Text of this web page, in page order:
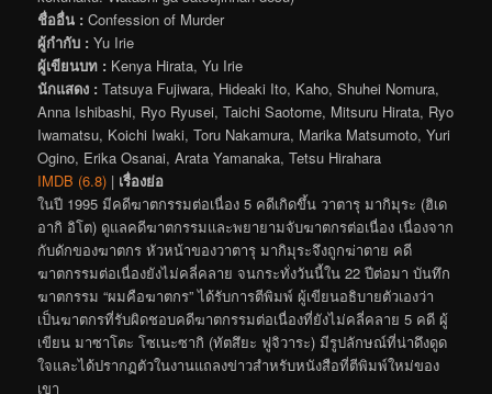
ชื่ออื่น : Confession of Murder
ผู้กำกับ : Yu Irie
ผู้เขียนบท : Kenya Hirata, Yu Irie
นักแสดง : Tatsuya Fujiwara, Hideaki Ito, Kaho, Shuhei Nomura,
Anna Ishibashi, Ryo Ryusei, Taichi Saotome, Mitsuru Hirata, Ryo
Iwamatsu, Koichi Iwaki, Toru Nakamura, Marika Matsumoto, Yuri
Ogino, Erika Osanai, Arata Yamanaka, Tetsu Hirahara
IMDB (6.8) | เรื่องย่อ
ในปี 1995 มีคดีฆาตกรรมต่อเนื่อง 5 คดีเกิดขึ้น วาตารุ มากิมุระ (ฮิเด
อากิ อิโต) ดูแลคดีฆาตกรรมและพยายามจับฆาตกรต่อเนื่อง เนื่องจาก
กับดักของฆาตกร หัวหน้าของวาตารุ มากิมุระจึงถูกฆ่าตาย คดี
ฆาตกรรมต่อเนื่องยังไม่คลี่คลาย จนกระทั่งวันนี้ใน 22 ปีต่อมา บันทึก
ฆาตกรรม “ผมคือฆาตกร” ได้รับการตีพิมพ์ ผู้เขียนอธิบายตัวเองว่า
เป็นฆาตกรที่รับผิดชอบคดีฆาตกรรมต่อเนื่องที่ยังไม่คลี่คลาย 5 คดี ผู้
เขียน มาซาโตะ โซเนะซากิ (ทัตสึยะ ฟูจิวาระ) มีรูปลักษณ์ที่น่าดึงดูด
ใจและได้ปรากฏตัวในงานแถลงข่าวสำหรับหนังสือที่ตีพิมพ์ใหม่ของ
เขา